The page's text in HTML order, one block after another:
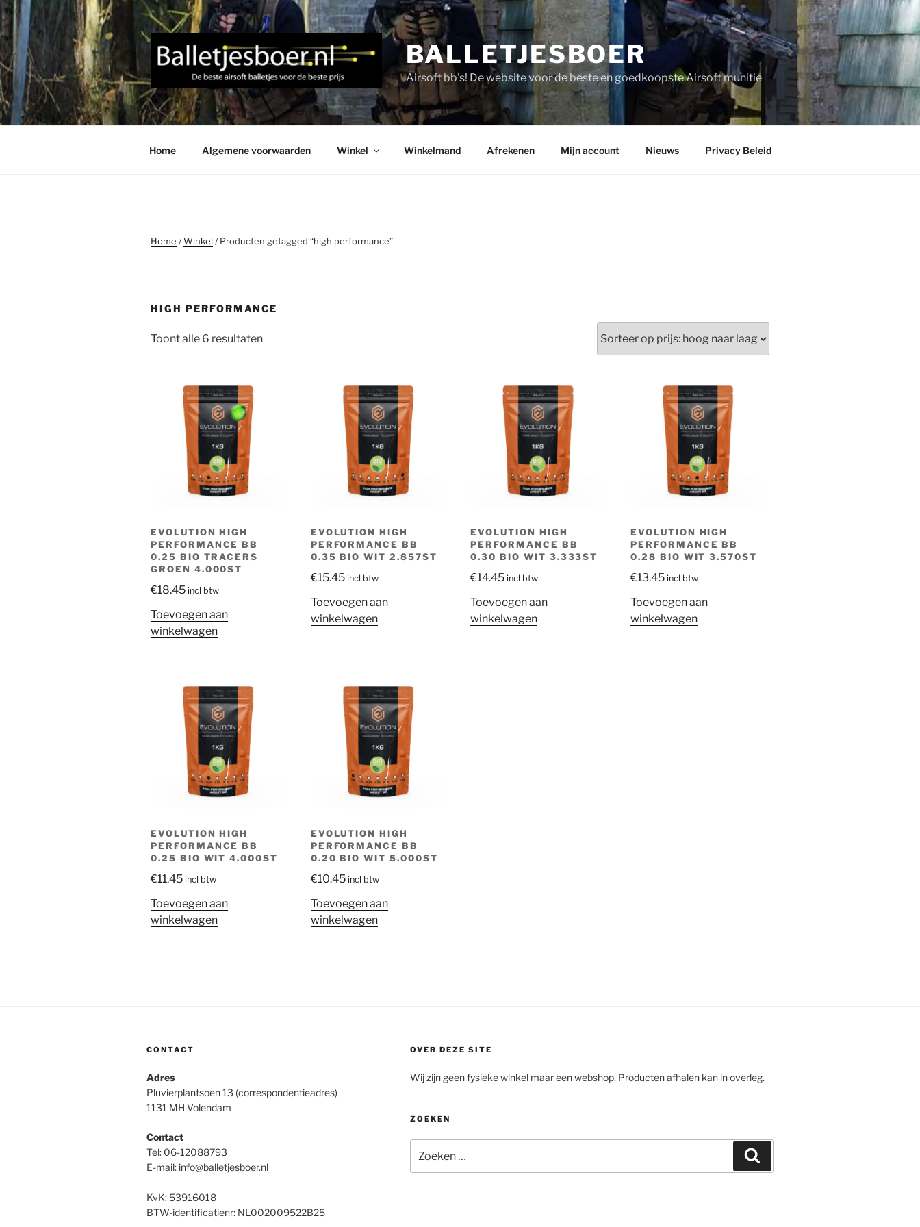
Ga
naar
de
inhoud
BALLETJESBOER
Airsoft bb's! De website voor de beste en goedkoopste Airsoft munitie
Home Algemene voorwaarden Winkel Winkelmand Afrekenen Mijn account Nieuws Privacy Beleid
Home /Winkel/ Producten getagged “high performance”
HIGH PERFORMANCE
Toont alle 6 resultatenGesorteerd
EVOLUTION HIGH
PERFORMANCE BB
0.25 BIO TRACERS
GROEN 4.000ST
€18.45 incl btw
Toevoegen aan
winkelwagen
EVOLUTION HIGH
PERFORMANCE BB
0.35 BIO WIT 2.857ST
€15.45 incl btw
Toevoegen aan
winkelwagen
EVOLUTION HIGH
PERFORMANCE BB
0.30 BIO WIT 3.333ST
€14.45 incl btw
Toevoegen aan
winkelwagen
EVOLUTION HIGH
PERFORMANCE BB
0.28 BIO WIT 3.570ST
€13.45 incl btw
Toevoegen aan
winkelwagen
EVOLUTION HIGH
PERFORMANCE BB
0.25 BIO WIT 4.000ST
€11.45 incl btw
Toevoegen aan
winkelwagen
EVOLUTION HIGH
PERFORMANCE BB
0.20 BIO WIT 5.000ST
€10.45 incl btw
Toevoegen aan
winkelwagen
CONTACT
Adres
Pluvierplantsoen 13 (correspondentieadres)
1131 MH Volendam
Contact
Tel: 06-12088793
E-mail: info@balletjesboer.nl
KvK: 53916018
BTW-identificatienr: NL002009522B25
OVER DEZE SITE
Wij zijn geen fysieke winkel maar een webshop. Producten afhalen kan in overleg.
ZOEKEN
naar: